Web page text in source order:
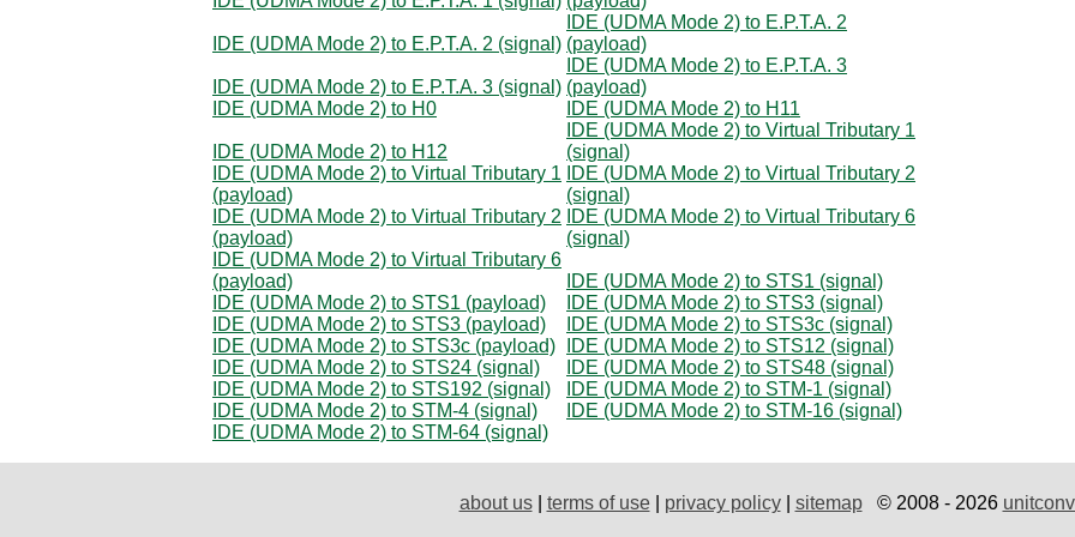
IDE (UDMA Mode 2) to E.P.T.A. 2 (signal)
IDE (UDMA Mode 2) to E.P.T.A. 2
(payload)
IDE (UDMA Mode 2) to E.P.T.A. 3 (signal)
IDE (UDMA Mode 2) to E.P.T.A. 3
(payload)
IDE (UDMA Mode 2) to H0
IDE (UDMA Mode 2) to H11
IDE (UDMA Mode 2) to H12
IDE (UDMA Mode 2) to Virtual Tributary 1
(signal)
IDE (UDMA Mode 2) to Virtual Tributary 1
(payload)
IDE (UDMA Mode 2) to Virtual Tributary 2
(signal)
IDE (UDMA Mode 2) to Virtual Tributary 2
(payload)
IDE (UDMA Mode 2) to Virtual Tributary 6
(signal)
IDE (UDMA Mode 2) to Virtual Tributary 6
(payload)
IDE (UDMA Mode 2) to STS1 (signal)
IDE (UDMA Mode 2) to STS1 (payload)
IDE (UDMA Mode 2) to STS3 (signal)
IDE (UDMA Mode 2) to STS3 (payload)
IDE (UDMA Mode 2) to STS3c (signal)
IDE (UDMA Mode 2) to STS3c (payload)
IDE (UDMA Mode 2) to STS12 (signal)
IDE (UDMA Mode 2) to STS24 (signal)
IDE (UDMA Mode 2) to STS48 (signal)
IDE (UDMA Mode 2) to STS192 (signal)
IDE (UDMA Mode 2) to STM-1 (signal)
IDE (UDMA Mode 2) to STM-4 (signal)
IDE (UDMA Mode 2) to STM-16 (signal)
IDE (UDMA Mode 2) to STM-64 (signal)
about us| terms of use| privacy policy| sitemap© 2008 - 2026